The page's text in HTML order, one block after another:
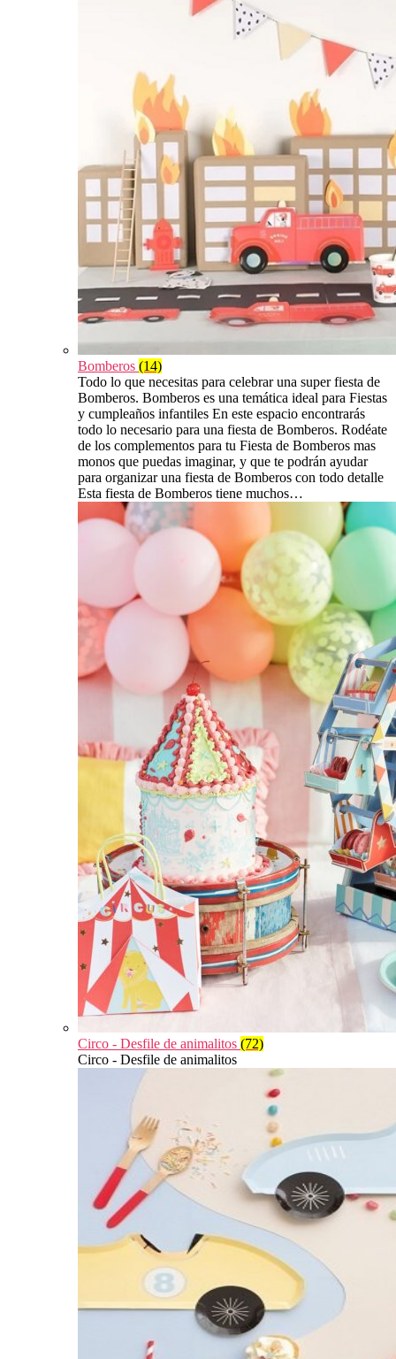
Bomberos (14)
Todo lo que necesitas para celebrar una super fiesta de
Bomberos. Bomberos es una temática ideal para Fiestas
y cumpleaños infantiles En este espacio encontrarás
todo lo necesario para una fiesta de Bomberos. Rodéate
de los complementos para tu Fiesta de Bomberos mas
monos que puedas imaginar, y que te podrán ayudar
para organizar una fiesta de Bomberos con todo detalle
Esta fiesta de Bomberos tiene muchos…
Circo - Desfile de animalitos (72)
Circo - Desfile de animalitos